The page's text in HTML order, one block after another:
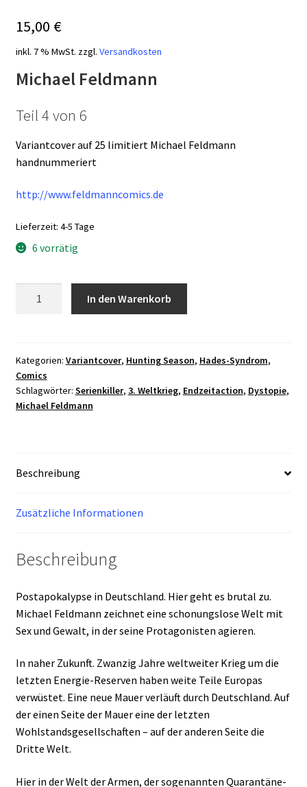
15,00 €
inkl. 7 % MwSt. zzgl. Versandkosten
Michael Feldmann
Teil 4 von 6
Variantcover auf 25 limitiert Michael Feldmann
handnummeriert
http://www.feldmanncomics.de
Lieferzeit: 4-5 Tage
6 vorrätig
Season
Teil
4
-
Cover
In den Warenkorb
Kategorien: Variantcover, Hunting Season, Hades-Syndrom,
Comics
Schlagwörter: Serienkiller, 3. Weltkrieg, Endzeitaction, Dystopie,
Michael Feldmann
Beschreibung
Zusätzliche Informationen
Beschreibung
Postapokalypse in Deutschland. Hier geht es brutal zu.
Michael Feldmann zeichnet eine schonungslose Welt mit
Sex und Gewalt, in der seine Protagonisten agieren.
In naher Zukunft. Zwanzig Jahre weltweiter Krieg um die
letzten Energie-Reserven haben weite Teile Europas
verwüstet. Eine neue Mauer verläuft durch Deutschland. Auf
der einen Seite der Mauer eine der letzten
Wohlstandsgesellschaften – auf der anderen Seite die
Dritte Welt.
Hier in der Welt der Armen, der sogenannten Quarantäne-